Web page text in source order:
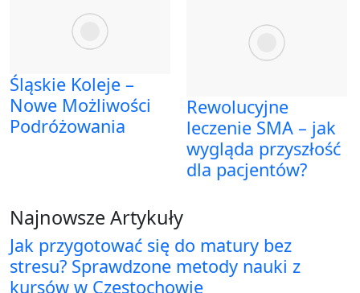
Śląskie Koleje –
Nowe Możliwości
Podróżowania
Rewolucyjne
leczenie SMA – jak
wygląda przyszłość
dla pacjentów?
Najnowsze Artykuły
Jak przygotować się do matury bez
stresu? Sprawdzone metody nauki z
kursów w Częstochowie